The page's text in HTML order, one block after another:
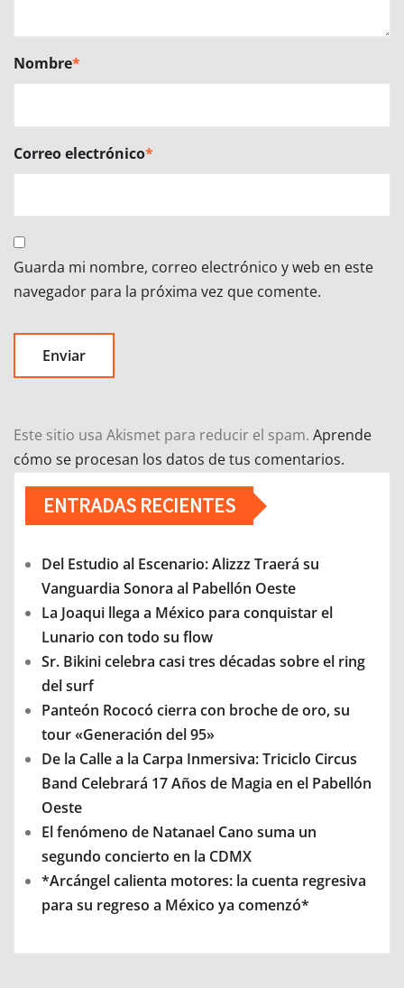
Nombre*
Correo electrónico*
Guarda mi nombre, correo electrónico y web en este
navegador para la próxima vez que comente.
Este sitio usa Akismet para reducir el spam. Aprende
cómo se procesan los datos de tus comentarios.
ENTRADAS RECIENTES
Del Estudio al Escenario: Alizzz Traerá su
Vanguardia Sonora al Pabellón Oeste
La Joaqui llega a México para conquistar el
Lunario con todo su flow
Sr. Bikini celebra casi tres décadas sobre el ring
del surf
Panteón Rococó cierra con broche de oro, su
tour «Generación del 95»
De la Calle a la Carpa Inmersiva: Triciclo Circus
Band Celebrará 17 Años de Magia en el Pabellón
Oeste
El fenómeno de Natanael Cano suma un
segundo concierto en la CDMX
*Arcángel calienta motores: la cuenta regresiva
para su regreso a México ya comenzó*